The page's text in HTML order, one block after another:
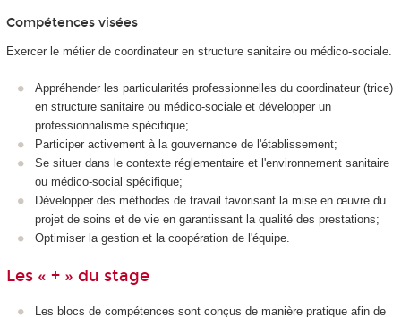
Compétences visées
Exercer le métier de coordinateur en structure sanitaire ou médico-sociale.
Appréhender les particularités professionnelles du coordinateur (trice)
en structure sanitaire ou médico-sociale et développer un
professionnalisme spécifique;
Participer activement à la gouvernance de l'établissement;
Se situer dans le contexte réglementaire et l'environnement sanitaire
ou médico-social spécifique;
Développer des méthodes de travail favorisant la mise en œuvre du
projet de soins et de vie en garantissant la qualité des prestations;
Optimiser la gestion et la coopération de l'équipe.
Les « + » du stage
Les blocs de compétences sont conçus de manière pratique afin de